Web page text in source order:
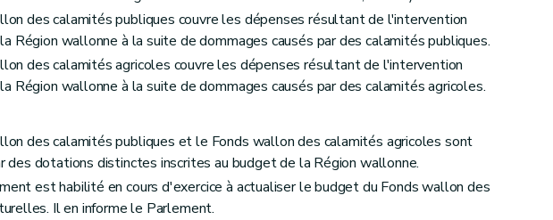
des calamités publiques couvre les dépenses résultant de l'intervention
Région wallonne à la suite de dommages causés par des calamités publiques.
des calamités agricoles couvre les dépenses résultant de l'intervention
Région wallonne à la suite de dommages causés par des calamités agricoles.
des calamités publiques et le Fonds wallon des calamités agricoles sont
des dotations distinctes inscrites au budget de la Région wallonne.
est habilité en cours d'exercice à actualiser le budget du Fonds wallon des
Il en informe le Parlement.